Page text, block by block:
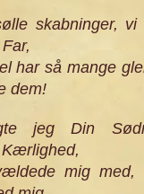
skabninger,
har så mange
dem!
jeg Din
mig med,